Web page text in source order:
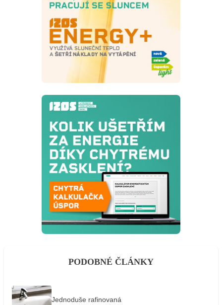
PODOBNÉ ČLÁNKY
Jednoduše rafinovaná